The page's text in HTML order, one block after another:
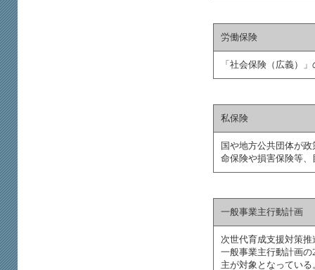
労働保険
「社会保険（広義）
私保険
国や地方公共団体が
命保険や損害保険等
一般事業主行動計画
次世代育成支援対策
一般事業主行動計画
主が対象となっている